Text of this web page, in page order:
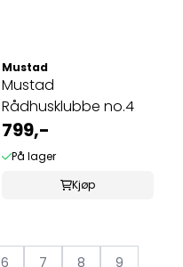
Mustad
Mustad
Rådhusklubbe no.4
799,-
På lager
Kjøp
6 7 8
9